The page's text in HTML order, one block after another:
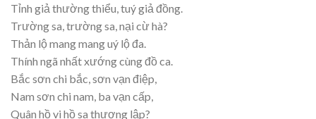
Tỉnh giả thường thiểu, tuý giả đồng.
Trường sa, trường sa, nại cừ hà?
Thản lộ mang mang uý lộ đa.
Thính ngã nhất xướng cùng đồ ca.
Bắc sơn chi bắc, sơn vạn điệp,
Nam sơn chi nam, ba vạn cấp,
Quân hồ vi hồ sa thượng lập?